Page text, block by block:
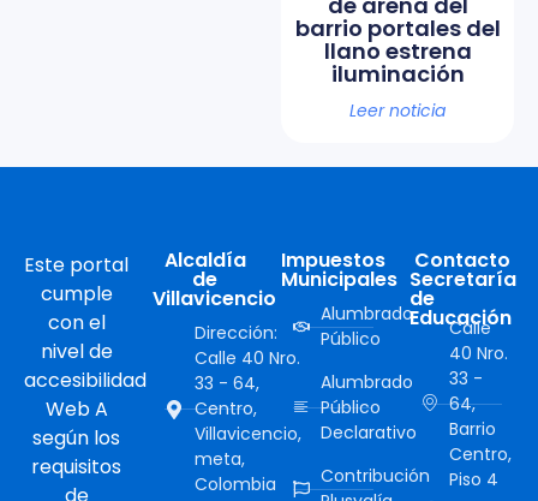
barrio portales del
llano estrena
iluminación
Leer noticia
Este portal
cumple
con el
nivel de
accesibilidad
Web A
según los
requisitos
Alcaldía
de
Villavicencio
Dirección:
Calle 40 Nro.
33 - 64,
Centro,
Villavicencio,
meta,
Colombia
Impuestos
Municipales
Alumbrado
Público
Alumbrado
Público
Declarativo
Contribución
Contacto
Secretaría
de
Educación
Calle
40 Nro.
33 -
64,
Barrio
Centro,
Piso 4